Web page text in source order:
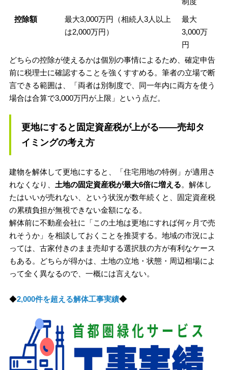
控除額
最大3,000万円（相続人3人以上
は2,000万円）
最大
3,000万
円
どちらの控除が使えるかは個別の事情によるため、確定申告
前に税理士に確認することを強くすすめる。筆者の立場で断
言できる範囲は、「両者は別制度で、同一年内に両方を使う
場合は合算で3,000万円が上限」という点だ。
更地にすると固定資産税が上がる——売却タ
イミングの考え方
建物を解体して更地にすると、「住宅用地の特例」が適用さ
れなくなり、 土地の固定資産税が最大6倍に増える。解体し
たはいいが売れない、という状況が数年続くと、固定資産税
の累積負担が無視できない金額になる。
解体前に不動産会社に「この土地は更地にすれば何ヶ月で売
れそうか」を相談しておくことを推奨する。地域の市況によ
っては、古家付きのまま売却する選択肢の方が有利なケース
もある。どちらが得かは、土地の立地・状態・周辺相場によ
って全く異なるので、一概には言えない。
◆2,000件を超える解体工事実績◆